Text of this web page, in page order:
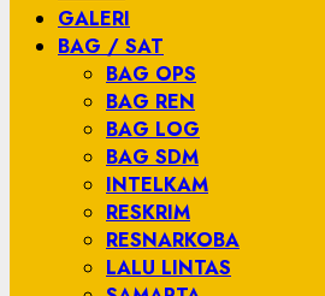
GALERI
BAG / SAT
BAG OPS
BAG REN
BAG LOG
BAG SDM
INTELKAM
RESKRIM
RESNARKOBA
LALU LINTAS